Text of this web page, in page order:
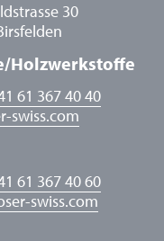
30
Holzwerkstoffe
61 367 40 40
swiss.com
61 367 40 60
swiss.com